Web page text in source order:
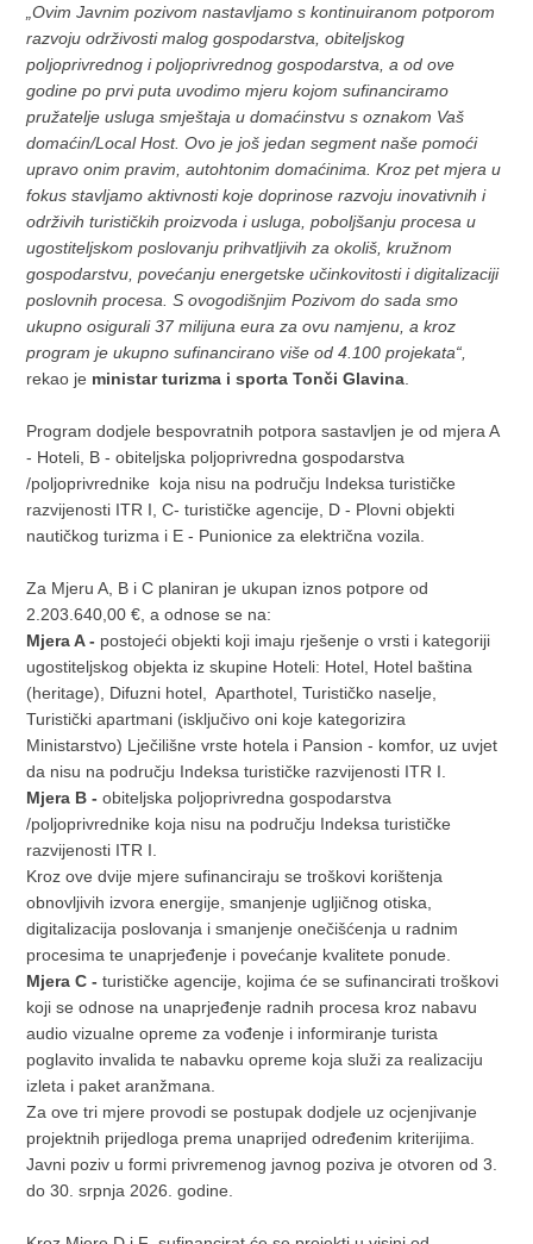
„Ovim Javnim pozivom nastavljamo s kontinuiranom potporom
razvoju održivosti malog gospodarstva, obiteljskog
poljoprivrednog i poljoprivrednog gospodarstva, a od ove
godine po prvi puta uvodimo mjeru kojom sufinanciramo
pružatelje usluga smještaja u domaćinstvu s oznakom Vaš
domaćin/Local Host. Ovo je još jedan segment naše pomoći
upravo onim pravim, autohtonim domaćinima. Kroz pet mjera u
fokus stavljamo aktivnosti koje doprinose razvoju inovativnih i
održivih turističkih proizvoda i usluga, poboljšanju procesa u
ugostiteljskom poslovanju prihvatljivih za okoliš, kružnom
gospodarstvu, povećanju energetske učinkovitosti i digitalizaciji
poslovnih procesa. S ovogodišnjim Pozivom do sada smo
ukupno osigurali 37 milijuna eura za ovu namjenu, a kroz
program je ukupno sufinancirano više od 4.100 projekata“,
rekao je ministar turizma i sporta Tonči Glavina
Program dodjele bespovratnih potpora sastavljen je od mjera A
- Hoteli, B - obiteljska poljoprivredna gospodarstva
/poljoprivrednike koja nisu na području Indeksa turističke
razvijenosti ITR I, C- turističke agencije, D - Plovni objekti
nautičkog turizma i E - Punionice za električna vozila.
Za Mjeru A, B i C planiran je ukupan iznos potpore od
2.203.640,00 €, a odnose se na:
Mjera A - postojeći objekti koji imaju rješenje o vrsti i kategoriji
ugostiteljskog objekta iz skupine Hoteli: Hotel, Hotel baština
(heritage), Difuzni hotel, Aparthotel, Turističko naselje,
Turistički apartmani (isključivo oni koje kategorizira
Ministarstvo) Lječilišne vrste hotela i Pansion - komfor, uz uvjet
da nisu na području Indeksa turističke razvijenosti ITR I.
Mjera B -obiteljska poljoprivredna gospodarstva
/poljoprivrednike koja nisu na području Indeksa turističke
razvijenosti ITR I.
Kroz ove dvije mjere sufinanciraju se troškovi korištenja
obnovljivih izvora energije, smanjenje ugljičnog otiska,
digitalizacija poslovanja i smanjenje onečišćenja u radnim
procesima te unaprjeđenje i povećanje kvalitete ponude.
Mjera C -turističke agencije, kojima će se sufinancirati troškovi
koji se odnose na unaprjeđenje radnih procesa kroz nabavu
audio vizualne opreme za vođenje i informiranje turista
poglavito invalida te nabavku opreme koja služi za realizaciju
izleta i paket aranžmana.
Za ove tri mjere provodi se postupak dodjele uz ocjenjivanje
projektnih prijedloga prema unaprijed određenim kriterijima.
Javni poziv u formi privremenog javnog poziva je otvoren od 3.
do 30. srpnja 2026. godine.